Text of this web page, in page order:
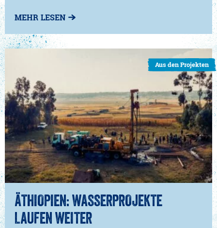
MEHR LESEN
Aus den Projekten
ÄTHIOPIEN: WASSERPROJEKTE
LAUFEN WEITER